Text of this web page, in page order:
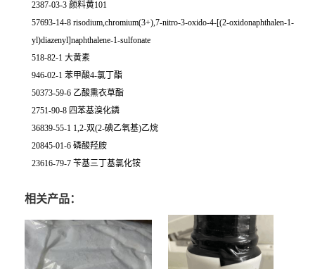
2387-03-3 颜料黄101
57693-14-8 risodium,chromium(3+),7-nitro-3-oxido-4-[(2-oxidonaphthalen-1-
yl)diazenyl]naphthalene-1-sulfonate
518-82-1 大黄素
946-02-1 苯甲酸4-氯丁酯
50373-59-6 乙酸熏衣草酯
2751-90-8 四苯基溴化鏻
36839-55-1 1,2-双(2-碘乙氧基)乙烷
20845-01-6 磷酸羟胺
23616-79-7 苄基三丁基氯化铵
相关产品：